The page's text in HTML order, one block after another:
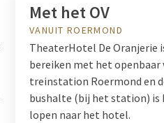
Met het OV
VANUIT ROERMOND
TheaterHotel De Oranjerie
bereiken met het openbaar
treinstation Roermond en
bushalte (bij het station) is
lopen naar het hotel.